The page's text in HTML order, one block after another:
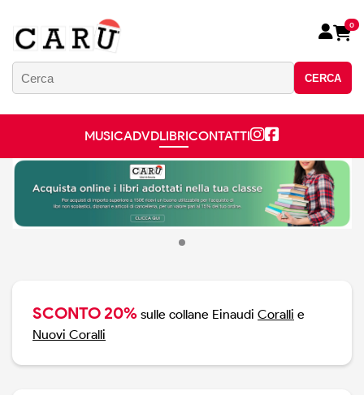
CERCA
0
MUSICADVDLIBRICONTATTI
SCONTO 20% sulle collane Einaudi Coralli e
Nuovi Coralli